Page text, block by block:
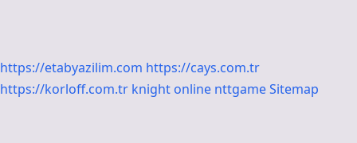
https://etabyazilim.com https://cays.com.tr
https://korloff.com.tr knight online nttgameSitemap